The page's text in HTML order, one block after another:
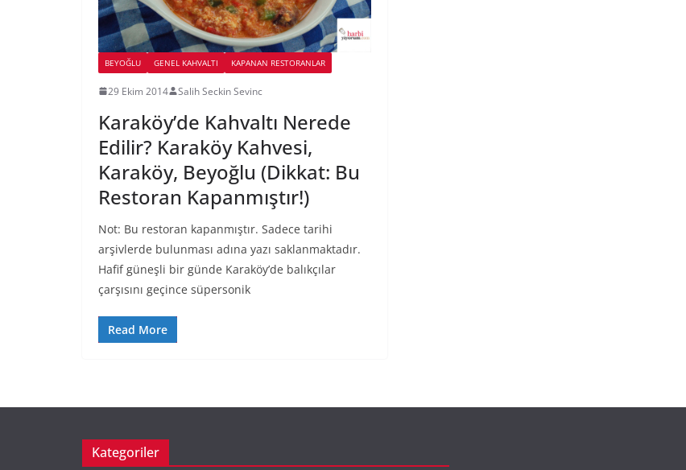
BEYOĞLU GENEL KAHVALTI KAPANAN RESTORANLAR
29 Ekim 2014 Salih Seckin Sevinc
Karaköy’de Kahvaltı Nerede
Edilir? Karaköy Kahvesi,
Karaköy, Beyoğlu (Dikkat: Bu
Restoran Kapanmıştır!)
Not: Bu restoran kapanmıştır. Sadece tarihi
arşivlerde bulunması adına yazı saklanmaktadır.
Hafif güneşli bir günde Karaköy’de balıkçılar
çarşısını geçince süpersonik
Read More
Kategoriler